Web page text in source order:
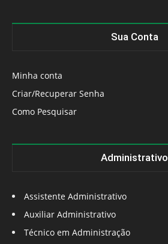
Sua Conta
Minha conta
Criar/Recuperar Senha
Como Pesquisar
Administrativo
Assistente Administrativo
Auxiliar Administrativo
Técnico em Administração